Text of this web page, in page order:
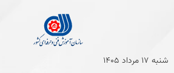
شنبه 17 مرداد 1405